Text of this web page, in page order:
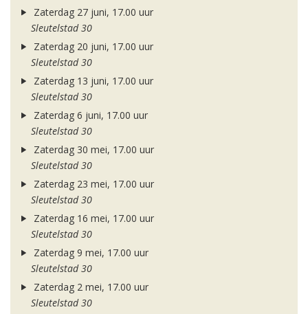
Zaterdag 27 juni, 17.00 uur
Sleutelstad 30
Zaterdag 20 juni, 17.00 uur
Sleutelstad 30
Zaterdag 13 juni, 17.00 uur
Sleutelstad 30
Zaterdag 6 juni, 17.00 uur
Sleutelstad 30
Zaterdag 30 mei, 17.00 uur
Sleutelstad 30
Zaterdag 23 mei, 17.00 uur
Sleutelstad 30
Zaterdag 16 mei, 17.00 uur
Sleutelstad 30
Zaterdag 9 mei, 17.00 uur
Sleutelstad 30
Zaterdag 2 mei, 17.00 uur
Sleutelstad 30